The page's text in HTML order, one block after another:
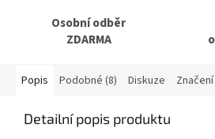
Osobní odběr
ZDARMA
Popis Podobné (8) Diskuze
Detailní popis produktu